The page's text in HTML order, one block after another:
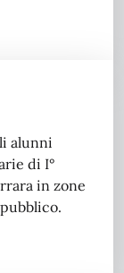
alunni
di I°
in zone